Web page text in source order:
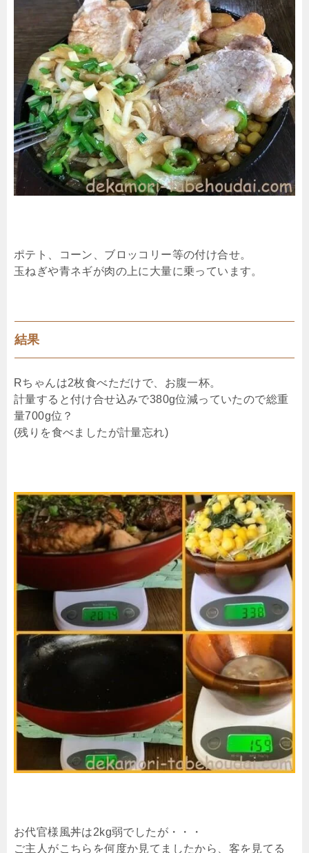
ポテト、コーン、ブロッコリー等の付け合せ。
玉ねぎや青ネギが肉の上に大量に乗っています。
結果
Rちゃんは2枚食べただけで、お腹一杯。
計量すると付け合せ込みで380g位減っていたので総重
量700g位？
(残りを食べましたが計量忘れ)
お代官様風丼は2kg弱でしたが・・・
ご主人がこちらを何度か見てましたから、客を見てる